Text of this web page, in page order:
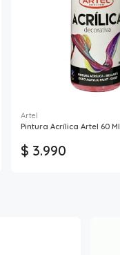
Artel
Pintura Acrílica Artel 60 Ml
$ 3.990